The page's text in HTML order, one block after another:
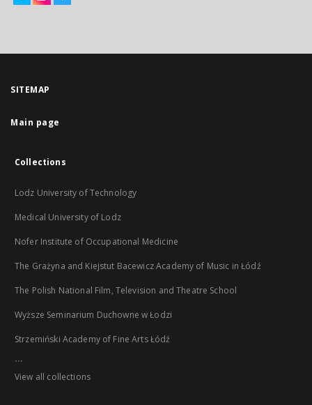
SITEMAP
Main page
Collections
Lodz University of Technology
Medical University of Lodz
Nofer Institute of Occupational Medicine
The Grażyna and Kiejstut Bacewicz Academy of Music in Łódź
The Polish National Film, Television and Theatre School
Wyższe Seminarium Duchowne w Łodzi
Strzemiński Academy of Fine Arts Łódź
...
View all collections